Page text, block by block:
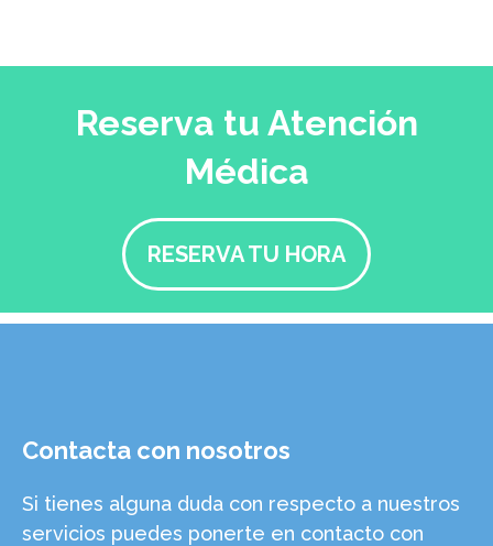
Reserva tu Atención
Médica
RESERVA TU HORA
Contacta con nosotros
Si tienes alguna duda con respecto a nuestros
servicios puedes ponerte en contacto con